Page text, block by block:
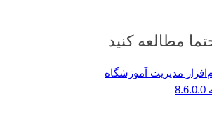
مطالعه کنید